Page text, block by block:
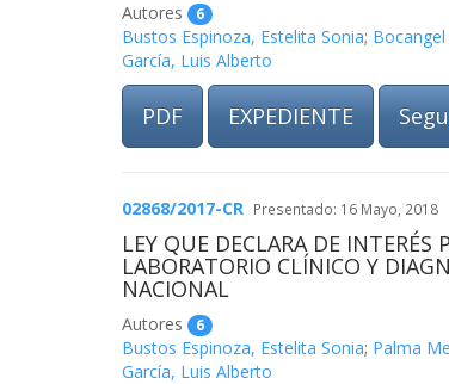
Autores 6
Bustos Espinoza, Estelita Sonia;
García, Luis Alberto
PDF EXPEDIENTE
02868/2017-CR Presentado: 16 Mayo, 2018
LEY QUE DECLARA DE
LABORATORIO CLÍNICO Y
NACIONAL
Autores 6
Bustos Espinoza, Estelita Sonia; Palma
García, Luis Alberto